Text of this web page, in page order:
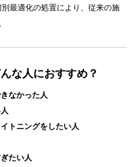
別最適化の処置により、従来の施
な人におすすめ？
なかった人
トニングをしたい人
たい人